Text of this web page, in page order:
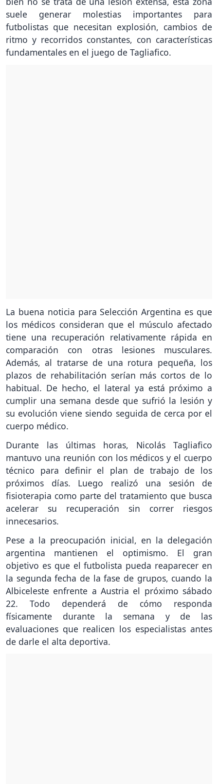
suele generar molestias importantes para
futbolistas que necesitan explosión, cambios de
ritmo y recorridos constantes, con características
fundamentales en el juego de Tagliafico.
La buena noticia para Selección Argentina es que
los médicos consideran que el músculo afectado
tiene una recuperación relativamente rápida en
comparación con otras lesiones musculares.
Además, al tratarse de una rotura pequeña, los
plazos de rehabilitación serían más cortos de lo
habitual. De hecho, el lateral ya está próximo a
cumplir una semana desde que sufrió la lesión y
su evolución viene siendo seguida de cerca por el
cuerpo médico.
Durante las últimas horas, Nicolás Tagliafico
mantuvo una reunión con los médicos y el cuerpo
técnico para definir el plan de trabajo de los
próximos días. Luego realizó una sesión de
fisioterapia como parte del tratamiento que busca
acelerar su recuperación sin correr riesgos
innecesarios.
Pese a la preocupación inicial, en la delegación
argentina mantienen el optimismo. El gran
objetivo es que el futbolista pueda reaparecer en
la segunda fecha de la fase de grupos, cuando la
Albiceleste enfrente a Austria el próximo sábado
22. Todo dependerá de cómo responda
físicamente durante la semana y de las
evaluaciones que realicen los especialistas antes
de darle el alta deportiva.